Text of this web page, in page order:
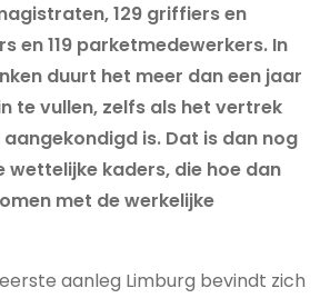
129 griffiers en
en 119 parketmedewerkers. In
duurt het meer dan een jaar
te vullen, zelfs als het vertrek
is. Dat is dan nog
wettelijke kaders, die hoe dan
met de werkelijke
aanleg Limburg bevindt zich